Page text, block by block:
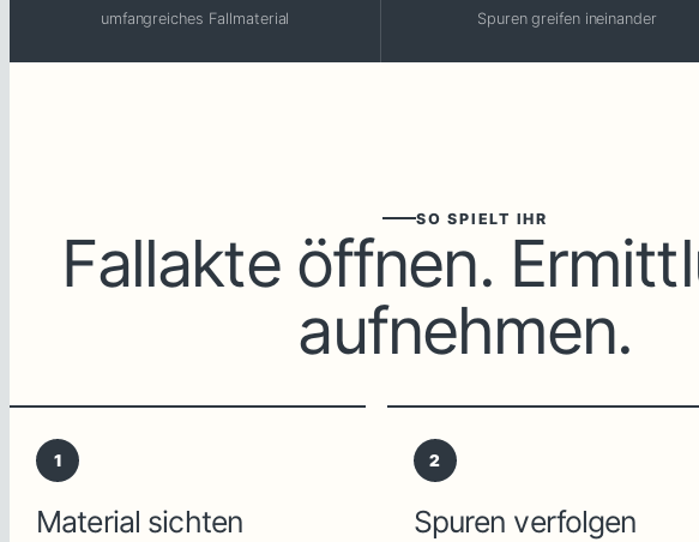
umfangreiches Fallmaterial Spuren greifen ineinander
SO SPIELT IHR
Fallakte öffnen.
aufnehmen.
1
Material sichten
2
Spuren verfolgen